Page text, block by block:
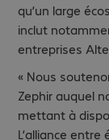
qu’un large
inclut
entreprises
« Nous
Zephir auquel
mettant à
L’alliance